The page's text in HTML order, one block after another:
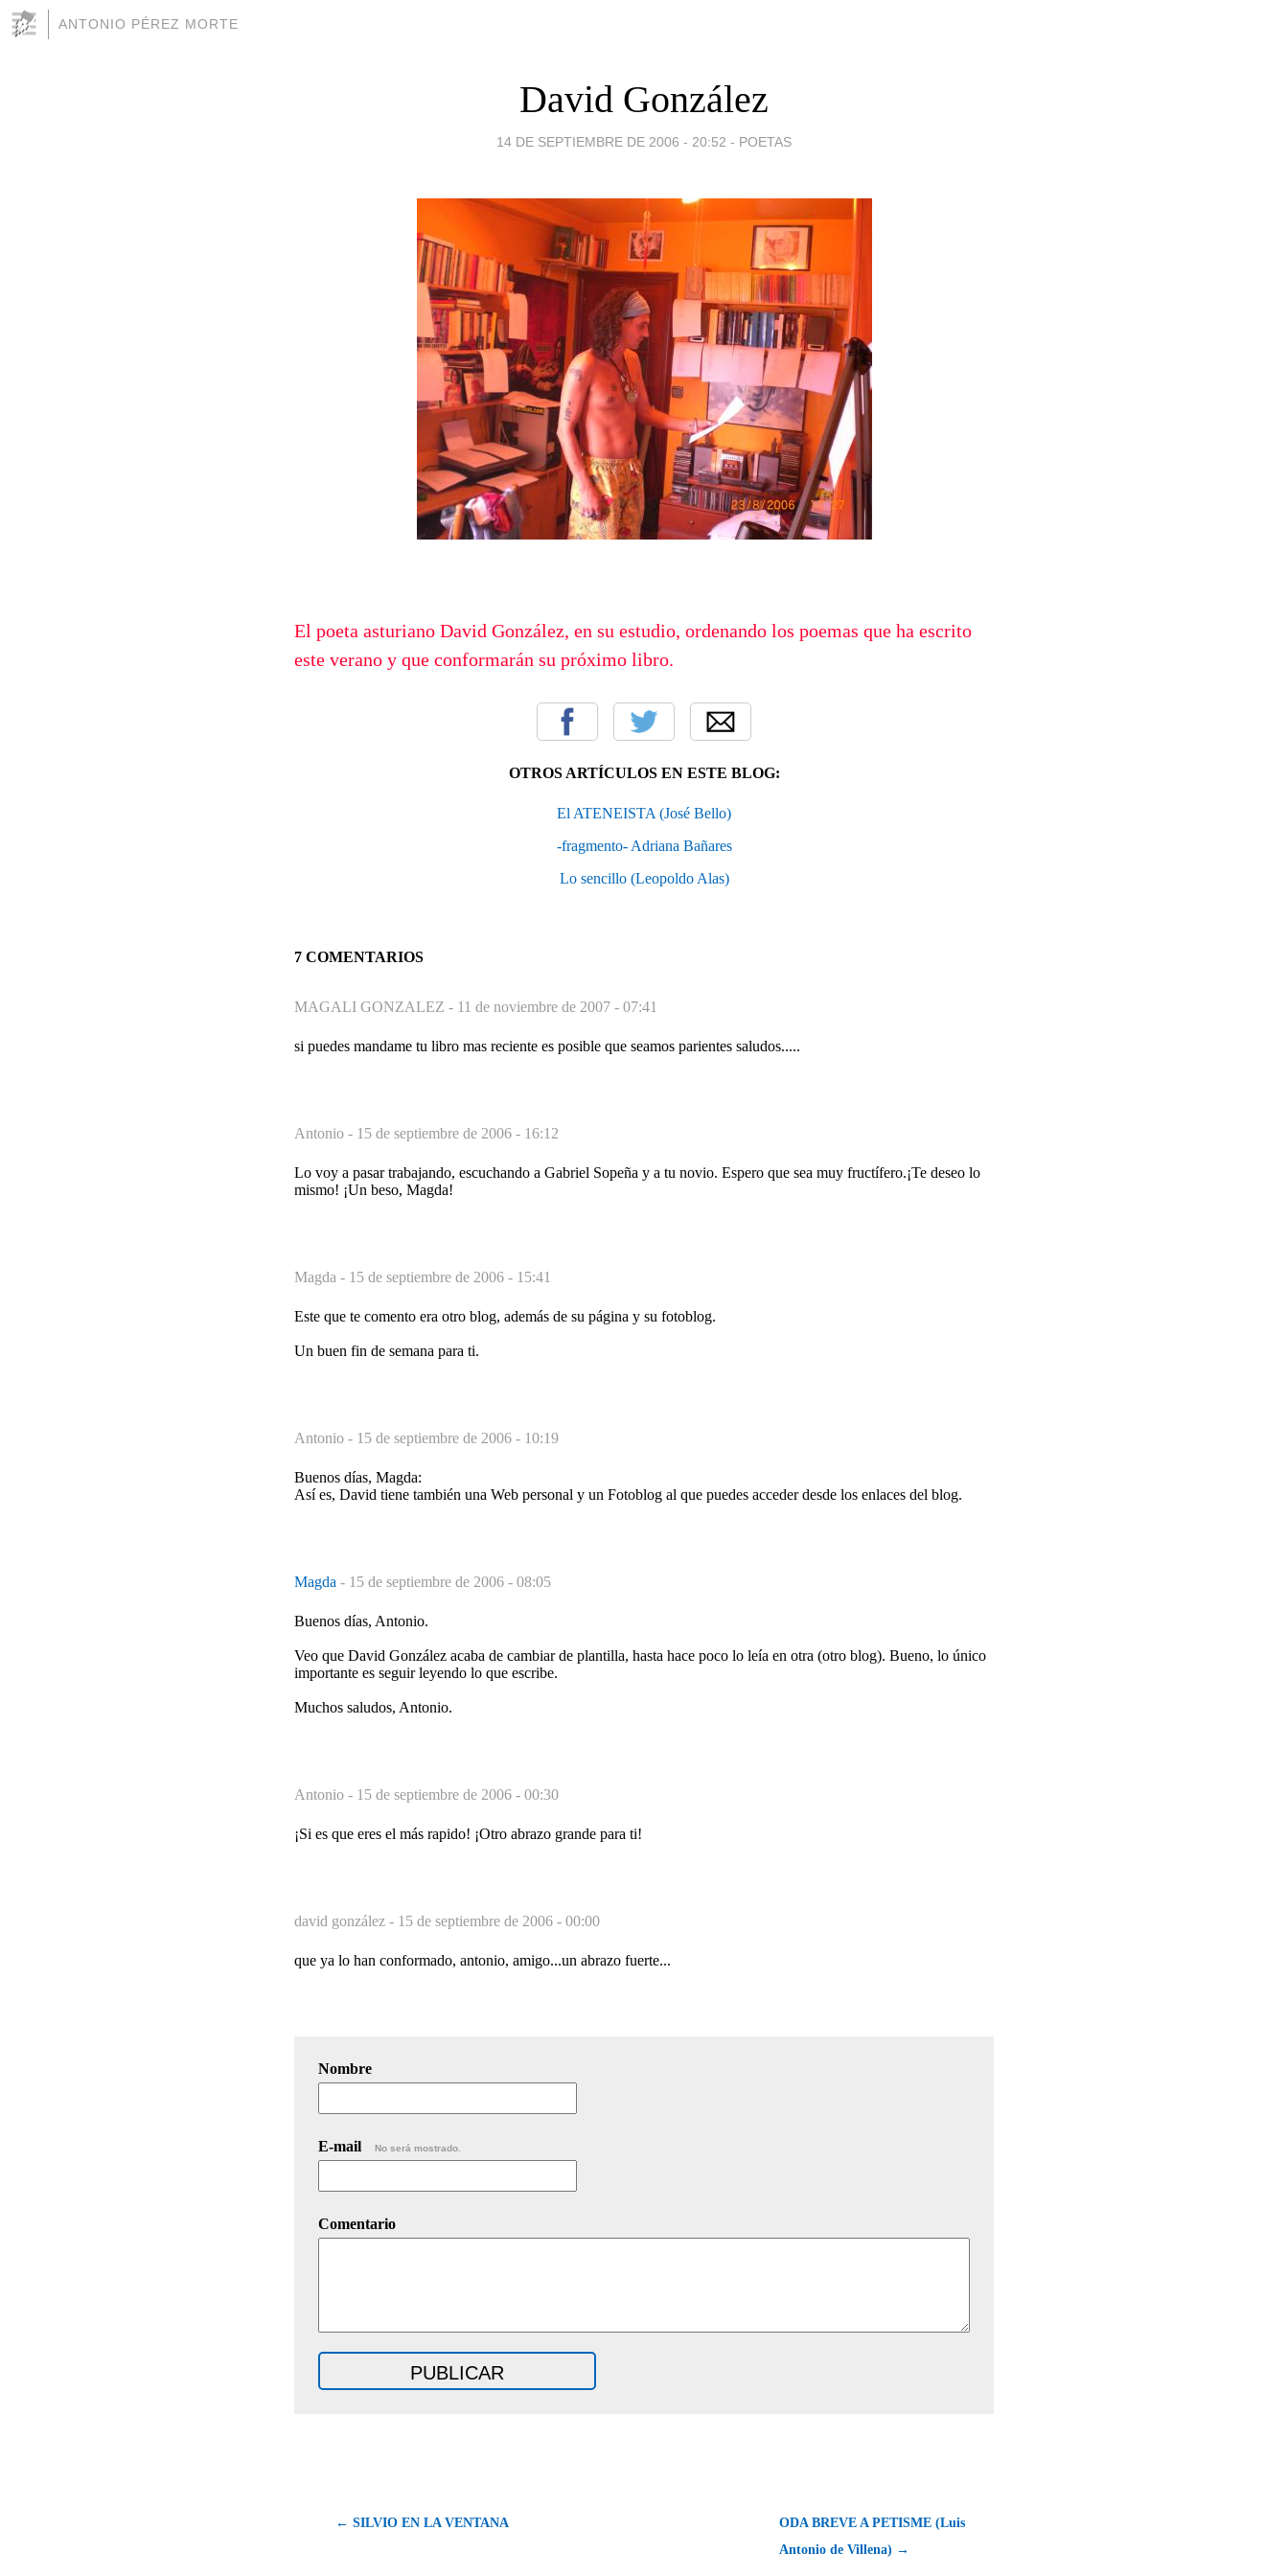
ANTONIO PÉREZ MORTE
David González
14 DE SEPTIEMBRE DE 2006 - 20:52 - POETAS
El poeta asturiano David González, en su estudio, ordenando los poemas que ha escrito
este verano y que conformarán su próximo libro.
OTROS ARTÍCULOS EN ESTE BLOG:
El ATENEISTA (José Bello)
-fragmento- Adriana Bañares
Lo sencillo (Leopoldo Alas)
7 COMENTARIOS
MAGALI GONZALEZ - 11 de noviembre de 2007 - 07:41
si puedes mandame tu libro mas reciente es posible que seamos parientes saludos.....
Antonio - 15 de septiembre de 2006 - 16:12
Lo voy a pasar trabajando, escuchando a Gabriel Sopeña y a tu novio. Espero que sea muy fructífero.¡Te deseo lo
mismo! ¡Un beso, Magda!
Magda - 15 de septiembre de 2006 - 15:41
Este que te comento era otro blog, además de su página y su fotoblog.
Un buen fin de semana para ti.
Antonio - 15 de septiembre de 2006 - 10:19
Buenos días, Magda:
Así es, David tiene también una Web personal y un Fotoblog al que puedes acceder desde los enlaces del blog.
Magda - 15 de septiembre de 2006 - 08:05
Buenos días, Antonio.
Veo que David González acaba de cambiar de plantilla, hasta hace poco lo leía en otra (otro blog). Bueno, lo único
importante es seguir leyendo lo que escribe.
Muchos saludos, Antonio.
Antonio - 15 de septiembre de 2006 - 00:30
¡Si es que eres el más rapido! ¡Otro abrazo grande para ti!
david gonzález - 15 de septiembre de 2006 - 00:00
que ya lo han conformado, antonio, amigo...un abrazo fuerte...
Nombre
E-mail No será mostrado.
Comentario
← SILVIO EN LA VENTANA
ODA BREVE A PETISME (Luis
Antonio de Villena) →